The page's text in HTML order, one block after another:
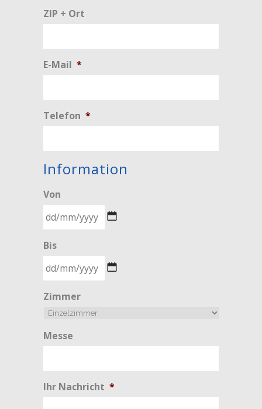
ZIP + Ort
E-Mail *
Telefon *
Information
Von
Schrägstrich
MM
JJJJ
Bis
Schrägstrich
MM
Schrägstrich
Zimmer
Messe
Ihr Nachricht *